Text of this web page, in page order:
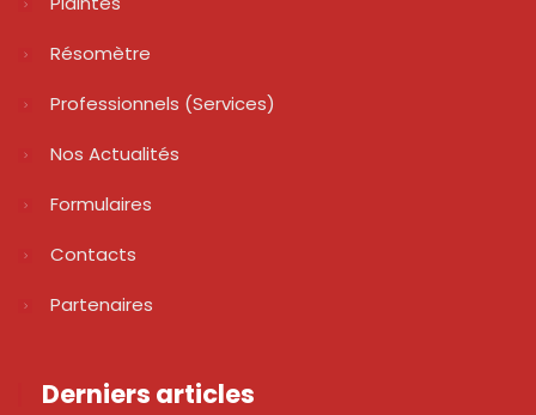
Résomètre
Professionnels (services)
Nos Actualités
Formulaires
Contacts
Partenaires
Derniers articles